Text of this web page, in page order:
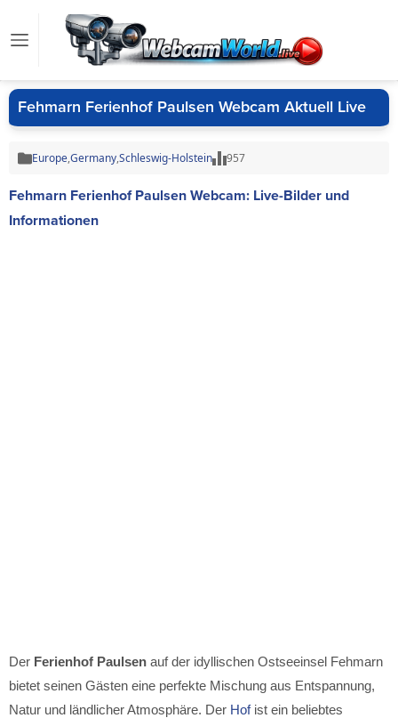
Fehmarn Ferienhof Paulsen Webcam Aktuell Live
Europe,Germany,Schleswig-Holstein 957
Fehmarn Ferienhof Paulsen Webcam: Live-Bilder und
Informationen
Der Ferienhof Paulsen auf der idyllischen Ostseeinsel Fehmarn
bietet seinen Gästen eine perfekte Mischung aus Entspannung,
Natur und ländlicher Atmosphäre. Der Hofist ein beliebtes